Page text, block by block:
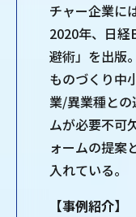
チャー企業に
2020年、日経
避術」を出版。
ものづくり中
業/異業種との
ムが必要不可
ォームの提案
入れている。
【事例紹介】